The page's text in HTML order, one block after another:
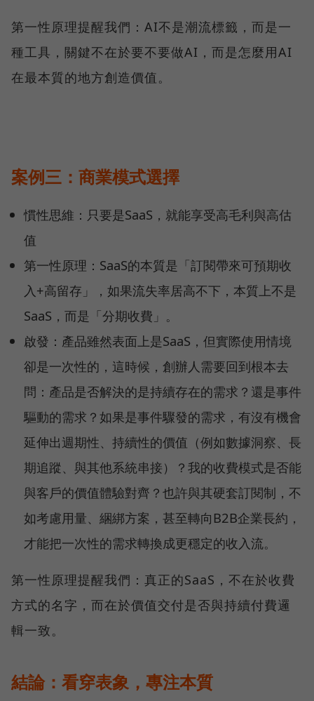
第一性原理提醒我們：AI不是潮流標籤，而是一
種工具，關鍵不在於要不要做AI，而是怎麼用AI
在最本質的地方創造價值。
案例三：商業模式選擇
慣性思維：只要是SaaS，就能享受高毛利與高估
值
第一性原理：SaaS的本質是「訂閱帶來可預期收
入+高留存」，如果流失率居高不下，本質上不是
SaaS，而是「分期收費」。
啟發：產品雖然表面上是SaaS，但實際使用情境
卻是一次性的，這時候，創辦人需要回到根本去
問：產品是否解決的是持續存在的需求？還是事件
驅動的需求？如果是事件驟發的需求，有沒有機會
延伸出週期性、持續性的價值（例如數據洞察、長
期追蹤、與其他系統串接）？我的收費模式是否能
與客戶的價值體驗對齊？也許與其硬套訂閱制，不
如考慮用量、綑綁方案，甚至轉向B2B企業長約，
才能把一次性的需求轉換成更穩定的收入流。
第一性原理提醒我們：真正的SaaS，不在於收費
方式的名字，而在於價值交付是否與持續付費邏
輯一致。
結論：看穿表象，專注本質